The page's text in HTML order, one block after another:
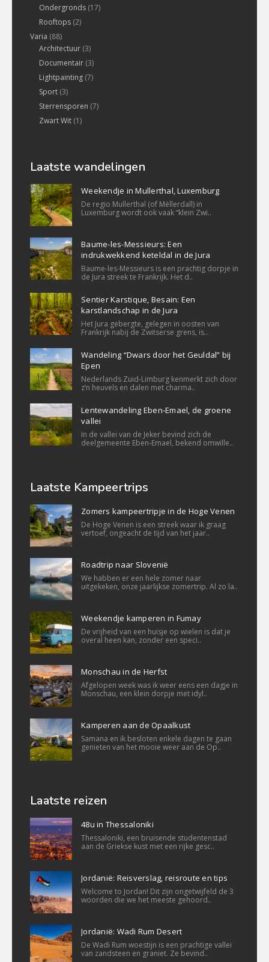
Ondergronds (17)
Rooftops (2)
Varia (88)
Architectuur (3)
Documentair (3)
Lightpainting (7)
Sport (3)
Sterrensporen (7)
Zwart Wit (1)
Laatste wandelingen
Weekendje in Mullerthal, Luxemburg
De regio Mullerthal (of Mëllerdall) in
Luxemburg wordt ook vaak “klein Zwi..
Baume-les-Messieurs: Een
indrukwekkend keteldal in de Jura
Baume-les-Messieurs is een prachtig dorpje in
de Jura streek te Frankrijk. Het d..
Sentier Karstique, Besain: Een
karstlandschap in de Jura
Het Jura gebergte, gelegen in oosten van
Frankrijk nabij de Zwitserse grens, is..
Wandeling “Dwars door het Geuldal” bij
Epen
Nederlands Zuid-Limburg kenmerkt zich door
z’n heuvels en dalen met charma..
Lentewandeling Eben-Emael, de groene
vallei
In de vallei van de Jeker bevind zich de
deelgemeente Eben-Emael, bekend omwille..
Laatste Kampeertrips
Zomers kampeertripje in de Hoge Venen
De Hoge Venen is een streek waar ik graag
vertoef, ongeacht de tijd van het jaar..
Roadtrip naar Slovenië
We habben er een hele zomer naar
uitgekeken, onze jaarlijkse zomertrip. Al zo la..
Weekendje kamperen in Fumay
De vrijheid van een huisje op wielen is dat je
overal heen kan, zonder een speci..
Monschau in de Herfst
Afgelopen week was ik weer eens een dagje in
Monschau, een klein dorpje met idyl..
Kamperen aan de Opaalkust
Samana en ik besloten enkele dagen te gaan
genieten van het mooie weer aan de Op..
Laatste reizen
48u in Thessaloniki
Thessaloniki, een bruisende studentenstad
aan de Griekse kust met een rijke gesc..
Jordanië: Reisverslag, reisroute en tips
Welcome to Jordan! Dit zijn ongetwijfeld de 3
woorden die we het meeste gehoord..
Jordanië: Wadi Rum Desert
De Wadi Rum woestijn is een prachtige vallei
van zandsteen en graniet. Ze bevind..